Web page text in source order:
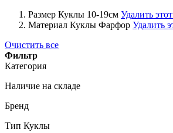
Размер Куклы 10-19см Удалить
Материал Куклы Фарфор Удалить
Очистить все
Фильтр
Категория
Наличие на складе
Бренд
Тип Куклы